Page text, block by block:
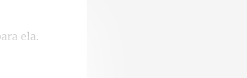
ela.